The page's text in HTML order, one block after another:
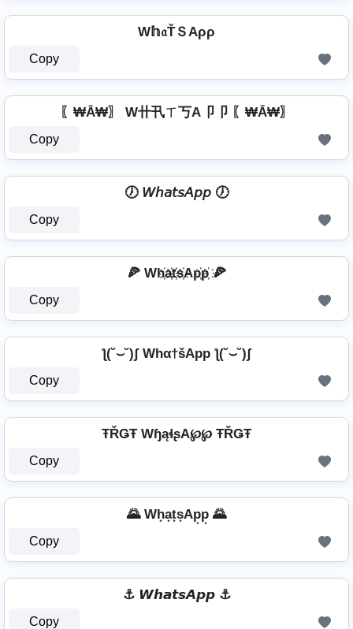
W𝕙𝔞ŤＳAρρ
Copy
〖₩Ā₩〗 W卄卂ㄒ丂A卩卩 〖₩Ā₩〗
Copy
🕖 𝘞𝘩𝘢𝘵𝘴𝘈𝘱𝘱 🕖
Copy
🍕 Wh҉a҉t҉s҉Ap҉p҉ 🍕
Copy
ƪ(˘⌣˘)ʃ Whα†šApp ƪ(˘⌣˘)ʃ
Copy
ŦŘǤŦ WɧąɬʂA℘℘ ŦŘǤŦ
Copy
🌄 Wh͙a͙t͙s͙Ap͙p͙ 🌄
Copy
⚓ 𝙒𝙝𝙖𝙩𝙨𝘼𝙥𝙥 ⚓
Copy